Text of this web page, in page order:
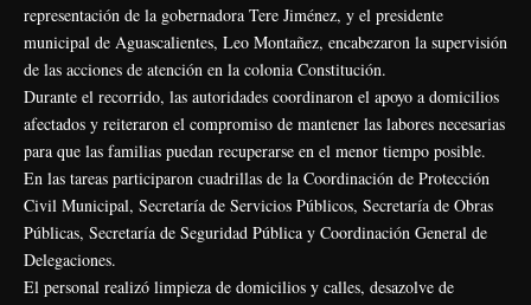
representación de la gobernadora Tere Jiménez, y el presidente
municipal de Aguascalientes, Leo Montañez, encabezaron la supervisión
de las acciones de atención en la colonia Constitución.
Durante el recorrido, las autoridades coordinaron el apoyo a domicilios
afectados y reiteraron el compromiso de mantener las labores necesarias
para que las familias puedan recuperarse en el menor tiempo posible.
En las tareas participaron cuadrillas de la Coordinación de Protección
Civil Municipal, Secretaría de Servicios Públicos, Secretaría de Obras
Públicas, Secretaría de Seguridad Pública y Coordinación General de
Delegaciones.
El personal realizó limpieza de domicilios y calles, desazolve de